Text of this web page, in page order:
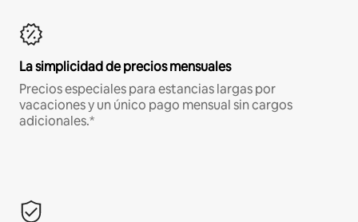
La simplicidad de precios mensuales
Precios especiales para estancias largas por
vacaciones y un único pago mensual sin cargos
adicionales.*